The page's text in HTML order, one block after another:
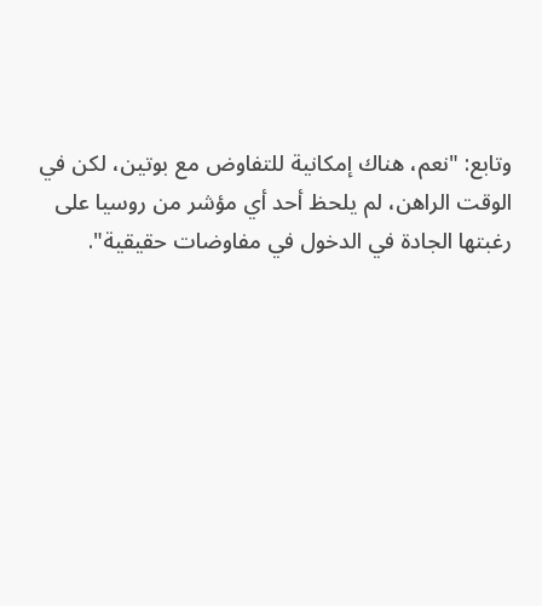
وتابع: "نعم، هناك إمكانية للتفاوض مع بوتين، لكن في
الوقت الراهن، لم يلحظ أحد أي مؤشر من روسيا على
رغبتها الجادة في الدخول في مفاوضات حقيقية".